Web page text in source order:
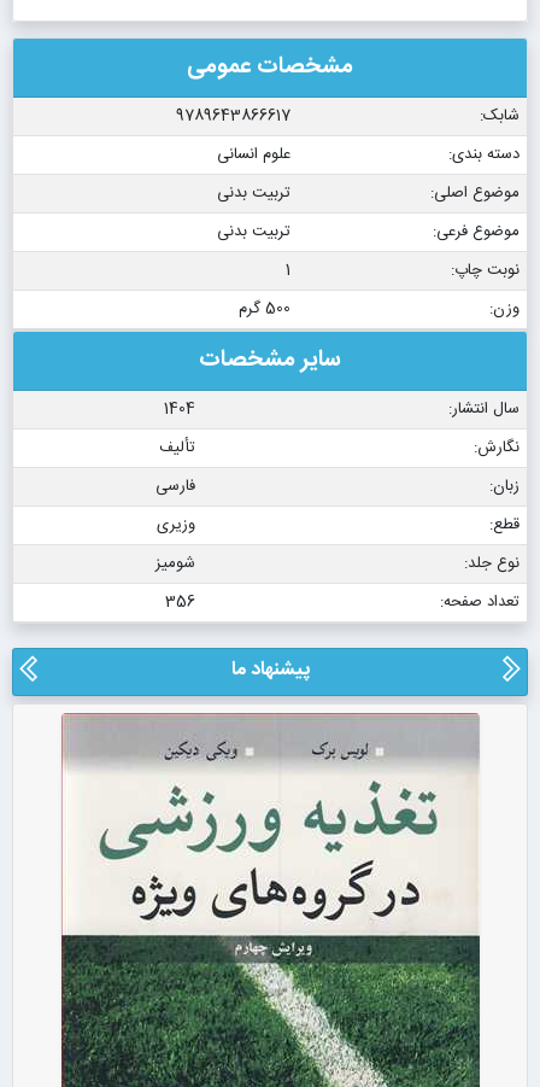
مشخصات عمومی
شابک:
9789643866617
دسته بندی:
علوم انسانی
موضوع اصلی:
تربیت بدنی
موضوع فرعی:
تربیت بدنی
نوبت چاپ:
1
وزن:
500 گرم
سایر مشخصات
سال انتشار:
1404
نگارش:
تألیف
زبان:
فارسی
قطع:
وزیری
نوع جلد:
شومیز
تعداد صفحه:
356
پیشنهاد ما